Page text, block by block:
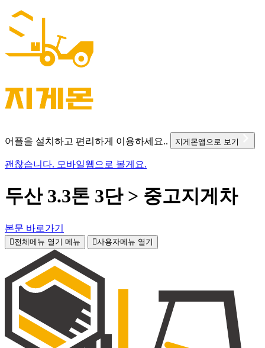
어플을 설치하고 편리하게 이용하세요.. 지게몬앱으로 보기
괜찮습니다. 모바일웹으로 볼게요.
두산 3.3톤 3단 > 중고지게차
본문 바로가기
전체메뉴 열기 메뉴 사용자메뉴 열기